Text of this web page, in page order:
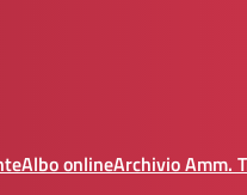
Albo onlineArchivio Amm.